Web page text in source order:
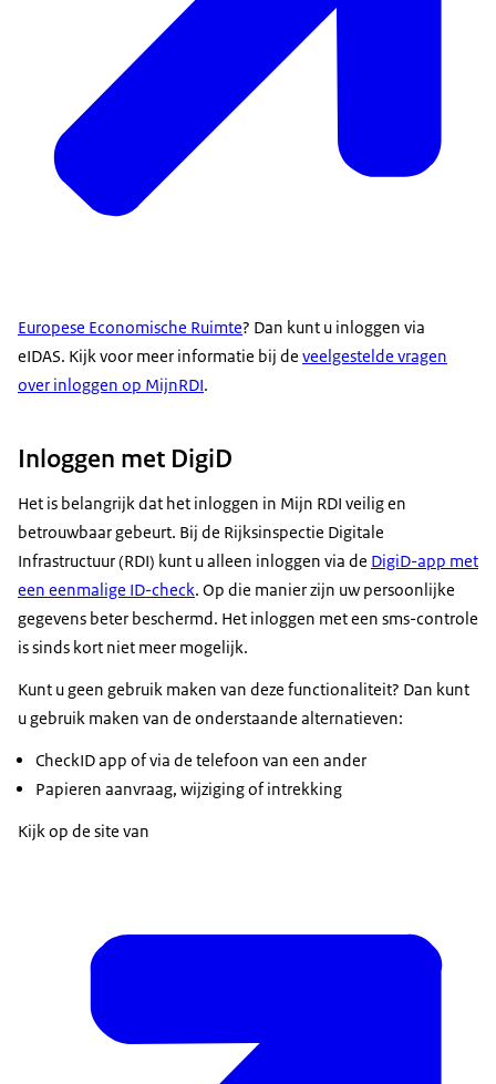
Europese Economische Ruimte? Dan kunt u inloggen via
eIDAS. Kijk voor meer informatie bij de veelgestelde vragen
over inloggen op MijnRDI.
Inloggen met DigiD
Het is belangrijk dat het inloggen in Mijn RDI veilig en
betrouwbaar gebeurt. Bij de Rijksinspectie Digitale
Infrastructuur (RDI) kunt u alleen inloggen via de DigiD-app met
een eenmalige ID-check. Op die manier zijn uw persoonlijke
gegevens beter beschermd. Het inloggen met een sms-controle
is sinds kort niet meer mogelijk.
Kunt u geen gebruik maken van deze functionaliteit? Dan kunt
u gebruik maken van de onderstaande alternatieven:
CheckID app of via de telefoon van een ander
Papieren aanvraag, wijziging of intrekking
Kijk op de site van